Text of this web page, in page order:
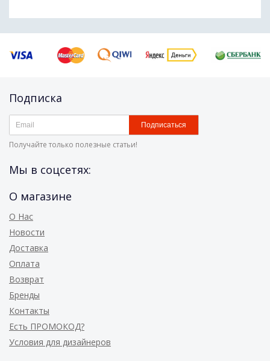
Подписка
Подписаться
Получайте только полезные статьи!
Мы в соцсетях:
О магазине
О Нас
Новости
Доставка
Оплата
Возврат
Бренды
Контакты
Есть ПРОМОКОД?
Условия для дизайнеров